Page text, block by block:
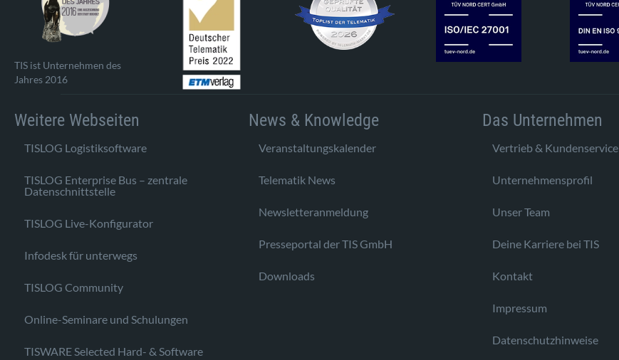
TIS ist Unternehmen des
Jahres 2016
Weitere Webseiten
TISLOG Logistiksoftware
TISLOG Enterprise Bus – zentrale
Datenschnittstelle
TISLOG Live-Konfigurator
Infodesk für unterwegs
TISLOG Community
Online-Seminare und Schulungen
TISWARE Selected Hard- & Software
News & Knowledge
Veranstaltungskalender
Telematik News
Newsletteranmeldung
Presseportal der TIS GmbH
Downloads
Das Unternehmen
Vertrieb & Kundenservice
Unternehmensprofil
Unser Team
Deine Karriere bei TIS
Kontakt
Impressum
Datenschutzhinweise